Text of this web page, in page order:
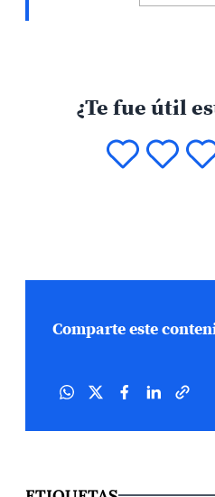
¿Te fue útil
Comparte este